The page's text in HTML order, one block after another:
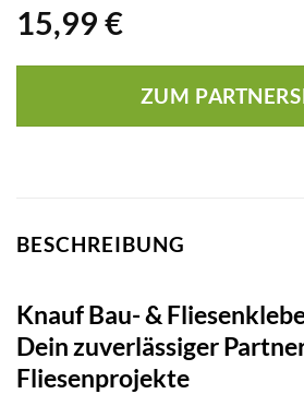
15,99 €
ZUM
BESCHREIBUNG
Knauf Bau- &
Dein zuverlässiger
Fliesenprojekte